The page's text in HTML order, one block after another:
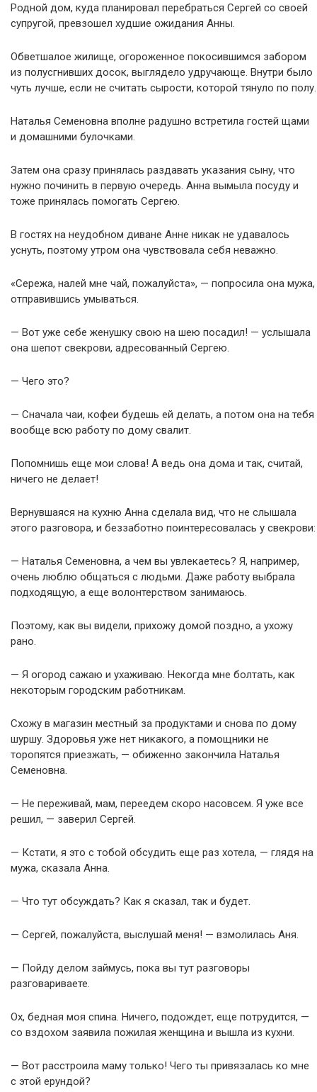
Родной дом, куда планировал перебраться Сергей со своей
супругой, превзошел худшие ожидания Анны.
Обветшалое жилище, огороженное покосившимся забором
из полусгнивших досок, выглядело удручающе. Внутри было
чуть лучше, если не считать сырости, которой тянуло по полу.
Наталья Семеновна вполне радушно встретила гостей щами
и домашними булочками.
Затем она сразу принялась раздавать указания сыну, что
нужно починить в первую очередь. Анна вымыла посуду и
тоже принялась помогать Сергею.
В гостях на неудобном диване Анне никак не удавалось
уснуть, поэтому утром она чувствовала себя неважно.
«Сережа, налей мне чай, пожалуйста», — попросила она мужа,
отправившись умываться.
— Вот уже себе женушку свою на шею посадил! — услышала
она шепот свекрови, адресованный Сергею.
— Чего это?
— Сначала чаи, кофеи будешь ей делать, а потом она на тебя
вообще всю работу по дому свалит.
Попомнишь еще мои слова! А ведь она дома и так, считай,
ничего не делает!
Вернувшаяся на кухню Анна сделала вид, что не слышала
этого разговора, и беззаботно поинтересовалась у свекрови:
— Наталья Семеновна, а чем вы увлекаетесь? Я, например,
очень люблю общаться с людьми. Даже работу выбрала
подходящую, а еще волонтерством занимаюсь.
Поэтому, как вы видели, прихожу домой поздно, а ухожу
рано.
— Я огород сажаю и ухаживаю. Некогда мне болтать, как
некоторым городским работникам.
Схожу в магазин местный за продуктами и снова по дому
шуршу. Здоровья уже нет никакого, а помощники не
торопятся приезжать, — обиженно закончила Наталья
Семеновна.
— Не переживай, мам, переедем скоро насовсем. Я уже все
решил, — заверил Сергей.
— Кстати, я это с тобой обсудить еще раз хотела, — глядя на
мужа, сказала Анна.
— Что тут обсуждать? Как я сказал, так и будет.
— Сергей, пожалуйста, выслушай меня! — взмолилась Аня.
— Пойду делом займусь, пока вы тут разговоры
разговариваете.
Ох, бедная моя спина. Ничего, подождет, еще потрудится, —
со вздохом заявила пожилая женщина и вышла из кухни.
— Вот расстроила маму только! Чего ты привязалась ко мне
с этой ерундой?